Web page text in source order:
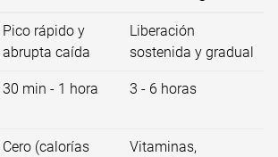
Pico rápido y
abrupta caída
Liberación
sostenida y gradual
30 min - 1 hora 3 - 6 horas
Cero (calorías
Vitaminas,